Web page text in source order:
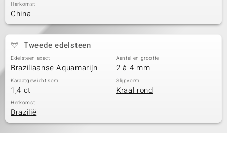
Herkomst
China
Tweede edelsteen
Edelsteen exact
Braziliaanse Aquamarijn
Aantal en grootte
2 à 4 mm
Karaatgewicht som
1,4 ct
Slijpvorm
Kraal rond
Herkomst
Brazilië